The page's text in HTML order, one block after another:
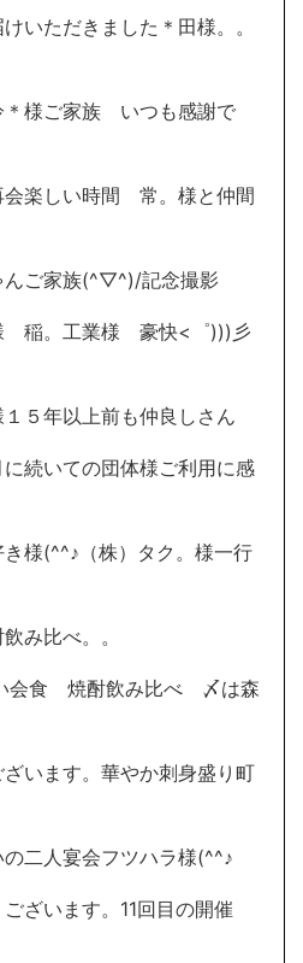
いただきました＊田様。。
＊様ご家族 いつも感謝で
会楽しい時間 常。様と仲間
んご家族(^▽^)/記念撮影
稲。工業様 豪快<゜)))彡
５年以上前も仲良しさん
続いての団体様ご利用に感
様(^^♪（株）タク。様一行
み比べ。。
会食 焼酎飲み比べ 〆は森
います。華やか刺身盛り町
二人宴会フツハラ様(^^♪
ざいます。11回目の開催